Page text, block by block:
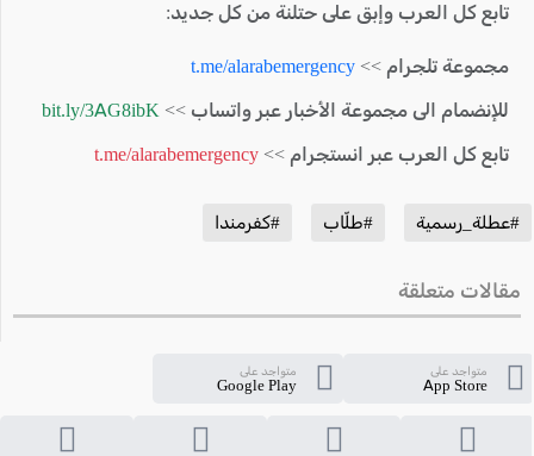
تابع كل العرب وإبق على حتلنة من كل جديد:
مجموعة تلجرام >> t.me/alarabemergency
للإنضمام الى مجموعة الأخبار عبر واتساب >> bit.ly/3AG8ibK
تابع كل العرب عبر انستجرام >> t.me/alarabemergency
#عطلة_رسمية #طلّاب #كفرمندا
مقالات متعلقة
متواجد على
App Store
متواجد على
Google Play